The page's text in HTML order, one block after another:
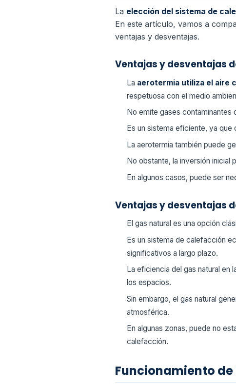
La elección del sistema de
En este artículo, vamos a
ventajas y desventajas.
Ventajas y desventajas
La aerotermia utiliza el aire
respetuosa con el medio
No emite gases contaminantes
Es un sistema eficiente, ya
La aerotermia también puede
No obstante, la inversión inicial
En algunos casos, puede ser
Ventajas y desventajas
El gas natural es una opción
Es un sistema de calefacción
significativos a largo plazo.
La eficiencia del gas natural en
los espacios.
Sin embargo, el gas natural
atmosférica.
En algunas zonas, puede no
calefacción.
Funcionamiento